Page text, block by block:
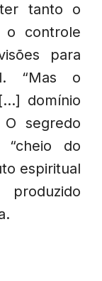
tanto o
controle
para
“Mas o
domínio
O segredo
do
espiritual